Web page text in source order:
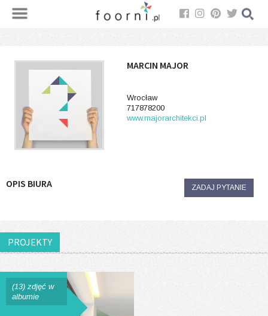
MARCIN MAJOR
Wrocław
717878200
www.majorarchitekci.pl
OPIS BIURA ZADAJ PYTANIE
PROJEKTY
(13) zdjęć w
albumie